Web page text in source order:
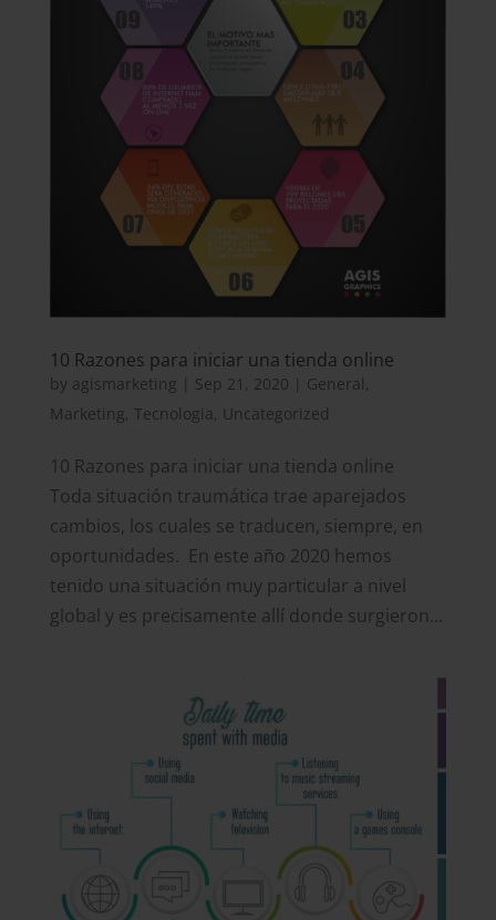
10 Razones para iniciar una tienda online
by agismarketing Sep 21, 2020 General,
Marketing, Tecnologia, Uncategorized
10 Razones para iniciar una tienda online
Toda situación traumática trae aparejados
cambios, los cuales se traducen, siempre, en
oportunidades. En este año 2020 hemos
tenido una situación muy particular a nivel
global y es precisamente allí donde surgieron...